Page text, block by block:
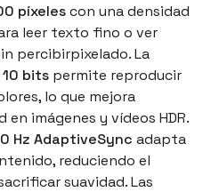
píxelescon una densidad
leer texto fino o ver
percibirpixelado. La
bits permite reproducir
lo que mejora
imágenes y vídeos HDR.
Hz AdaptiveSync adapta
reduciendo el
suavidad. Las